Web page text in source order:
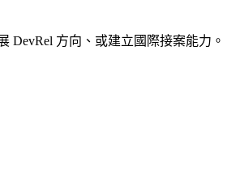
DevRel 方向、或建立國際接案能力。